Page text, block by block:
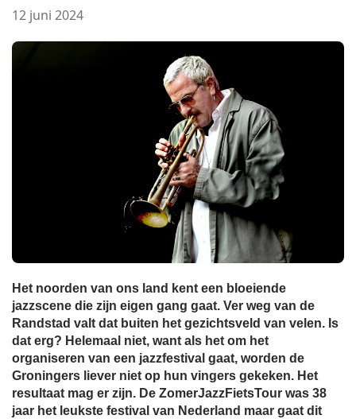
12 juni 2024
Het noorden van ons land kent een bloeiende
jazzscene die zijn eigen gang gaat. Ver weg van de
Randstad valt dat buiten het gezichtsveld van velen. Is
dat erg? Helemaal niet, want als het om het
organiseren van een jazzfestival gaat, worden de
Groningers liever niet op hun vingers gekeken. Het
resultaat mag er zijn. De ZomerJazzFietsTour was 38
jaar het leukste festival van Nederland maar gaat dit